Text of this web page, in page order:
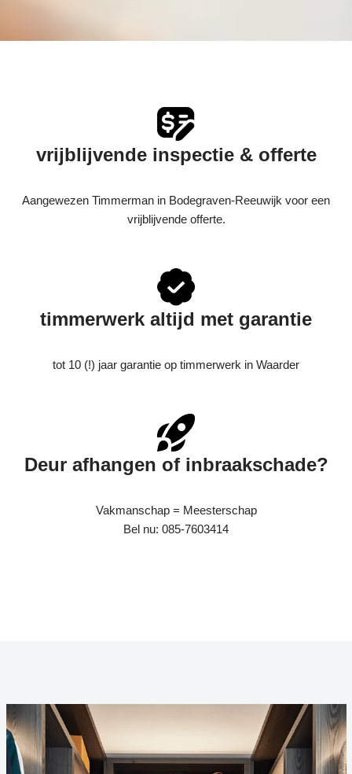
vrijblijvende inspectie & offerte
Aangewezen Timmerman in Bodegraven-Reeuwijk voor een
vrijblijvende offerte.
timmerwerk altijd met garantie
tot 10 (!) jaar garantie op timmerwerk in Waarder
Deur afhangen of inbraakschade?
Vakmanschap = Meesterschap
Bel nu: 085-7603414